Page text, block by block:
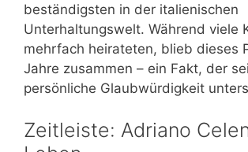
beständigsten in der italienischen
Unterhaltungswelt. Während viele
mehrfach heirateten, blieb dieses
Jahre zusammen – ein Fakt, der
persönliche Glaubwürdigkeit
Zeitleiste: Adriano